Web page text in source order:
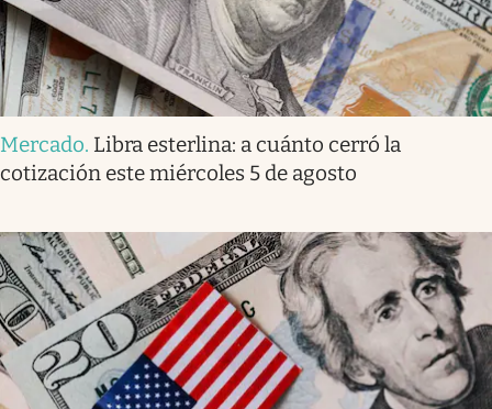
Mercado. Libra esterlina: a cuánto cerró la
cotización este miércoles 5 de agosto